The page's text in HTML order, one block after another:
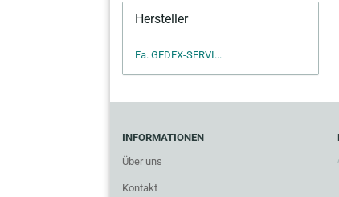
Hersteller
Fa. GEDEX-SERVI...
INFORMATIONEN
Über uns
Kontakt